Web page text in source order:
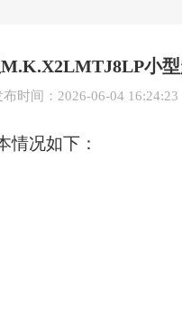
小
布时间：2026-06-04 16:24:23
情况如下：